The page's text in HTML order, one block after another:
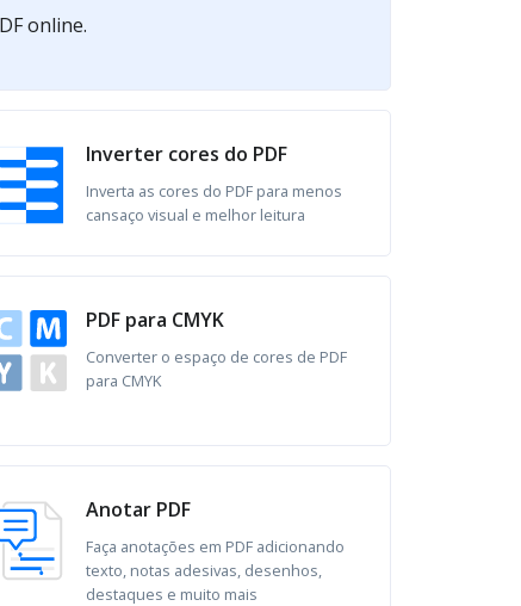
online.
Inverter cores do PDF
Inverta as cores do PDF para menos
cansaço visual e melhor leitura
PDF para CMYK
Converter o espaço de cores de PDF
para CMYK
Anotar PDF
Faça anotações em PDF adicionando
texto, notas adesivas, desenhos,
destaques e muito mais